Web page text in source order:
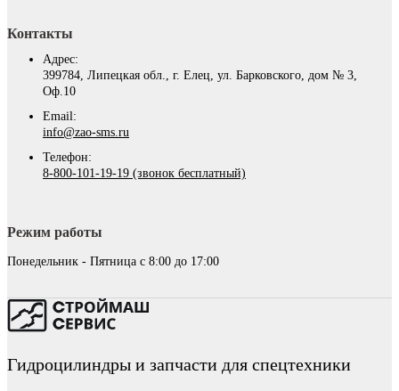
Контакты
Адрес:
399784, Липецкая обл., г. Елец, ул. Барковского, дом № 3,
Оф.10
Email:
info@zao-sms.ru
Телефон:
8-800-101-19-19 (звонок бесплатный)
Режим работы
Понедельник - Пятница с 8:00 до 17:00
Гидроцилиндры и запчасти для спецтехники